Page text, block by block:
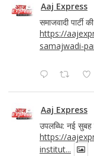
Aaj Express
समाजवादी पार्टी
https://
samajwadi-
Aaj Express
उपलब्धि: नई सुबह
https://
institut...